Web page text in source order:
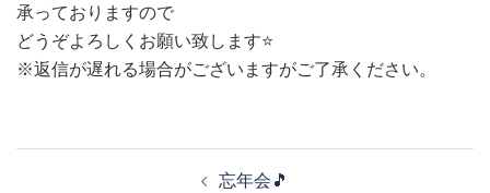
承っておりますので
どうぞよろしくお願い致します⭐️
※返信が遅れる場合がございますがご了承ください。
忘年会🎵